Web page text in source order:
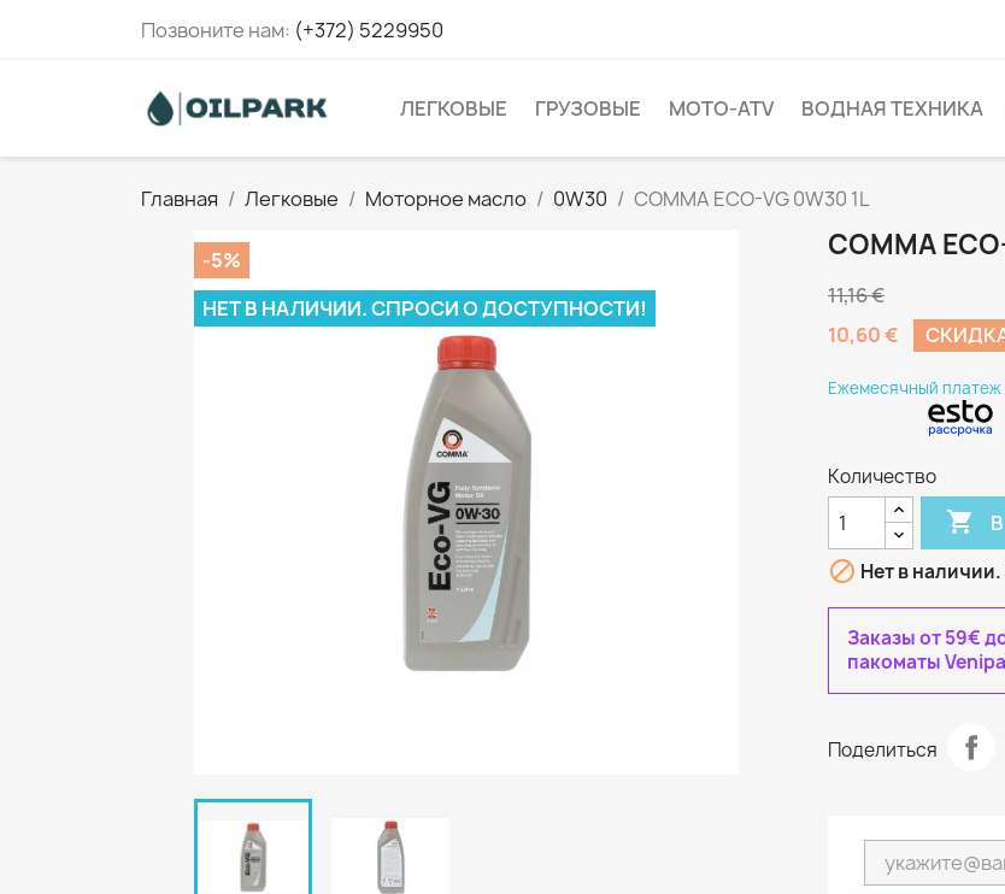
Позвоните нам: (+372) 5229950
ЛЕГКОВЫЕ ГРУЗОВЫЕ МОТО-ATV ВОДНАЯ ТЕХНИКА
Главная Легковые Моторное масло 0W30 COMMA ECO-VG 0W30 1L
-5%
НЕТ В НАЛИЧИИ. СПРОСИ О ДОСТУПНОСТИ!
COMMA
11,16 €
10,60 €
Eжемесячный платеж
Количество

 Нет в
Заказы от 59€
пакоматы
Поделиться